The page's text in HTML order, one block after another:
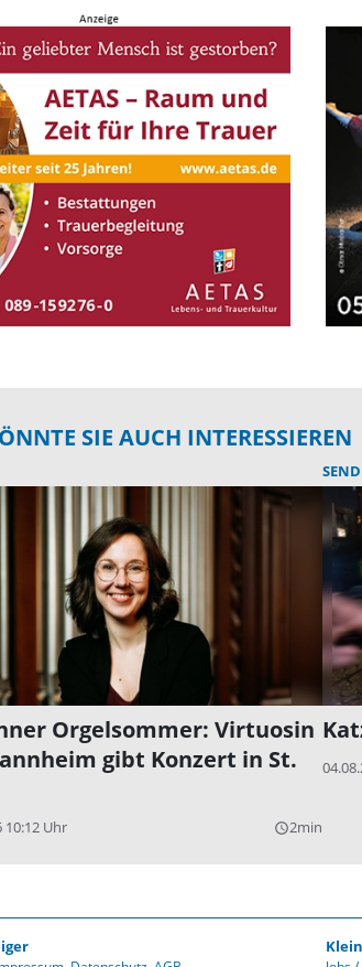
SIE AUCH INTERESSIEREN
Orgelsommer: Virtuosin
gibt Konzert in St.
10:12 Uhr query_builder2min